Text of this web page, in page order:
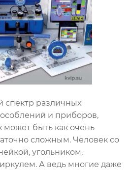
спектр различных
и приборов,
может быть как очень
сложным. Человек со
угольником,
А ведь многие даже